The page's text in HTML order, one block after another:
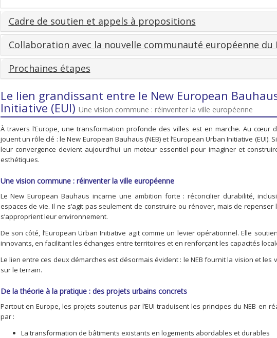
Cadre de soutien et appels à propositions
Collaboration avec la nouvelle communauté européenne du
Prochaines étapes
Le lien grandissant entre le New European
Initiative (EUI) Une vision commune : réinventer la ville européenne
À travers l’Europe, une transformation profonde des villes est en marche. Au cœur
jouent un rôle clé : le New European Bauhaus (NEB) et l’European Urban Initiative
leur convergence devient aujourd’hui un moteur essentiel pour imaginer et
esthétiques.
Une vision commune : réinventer la ville européenne
Le New European Bauhaus incarne une ambition forte : réconcilier durabilité,
espaces de vie. Il ne s’agit pas seulement de construire ou rénover, mais de
s’approprient leur environnement.
De son côté, l’European Urban Initiative agit comme un levier opérationnel. Elle
innovants, en facilitant les échanges entre territoires et en renforçant les capacités
Le lien entre ces deux démarches est désormais évident : le NEB fournit la vision et
sur le terrain.
De la théorie à la pratique : des projets urbains concrets
Partout en Europe, les projets soutenus par l’EUI traduisent les principes du NEB en
par :
La transformation de bâtiments existants en logements abordables et durables